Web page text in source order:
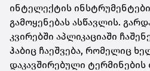
ინტელექტის
გამოყენებას ასწავლის.
კვირებში აპლიკაციაში
ჰაბიც ჩაეშვება, რომელიც
დაკავშირებული ტერმინების